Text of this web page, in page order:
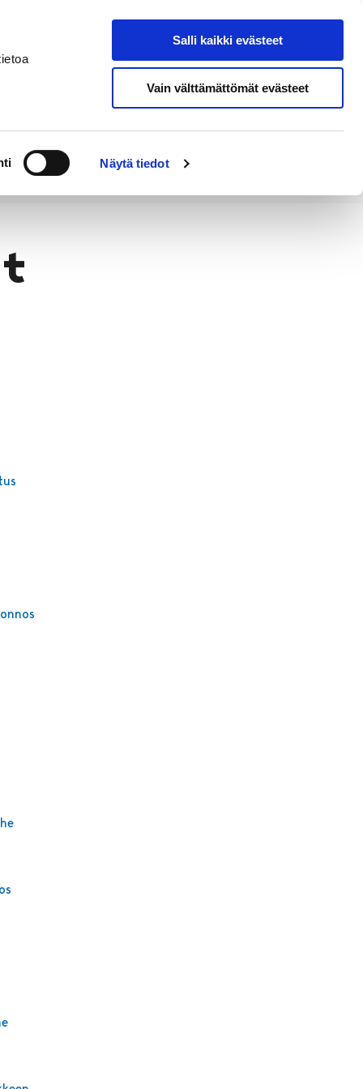
Näytä tiedot
Salli kaikki evästeet
Vain välttämättömät evästeet
Hae sivustolta